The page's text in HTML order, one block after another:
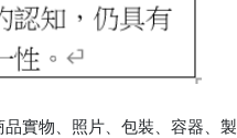
實物、照片、包裝、容器、製